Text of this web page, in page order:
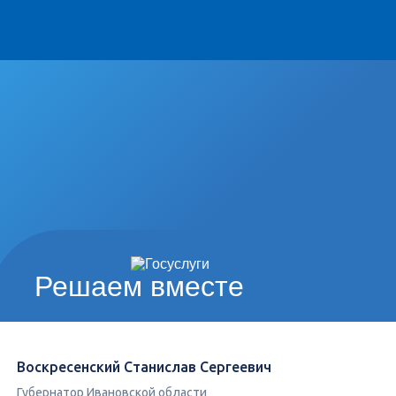
Решаем вместе
Воскресенский Станислав Сергеевич
Губернатор Ивановской области